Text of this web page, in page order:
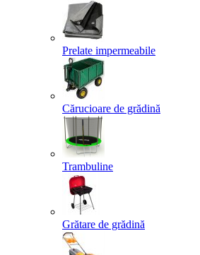
Prelate impermeabile
Cărucioare de grădină
Trambuline
Grătare de grădină